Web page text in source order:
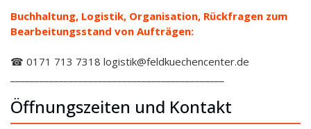
Buchhaltung, Logistik, Organisation, Rückfragen zum
Bearbeitungsstand von Aufträgen:
☎ 0171 713 7318 logistik@feldkuechencenter.de
Öffnungszeiten und Kontakt